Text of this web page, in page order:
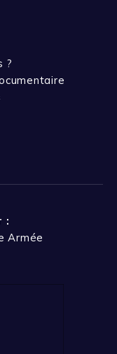
?
:
Armée